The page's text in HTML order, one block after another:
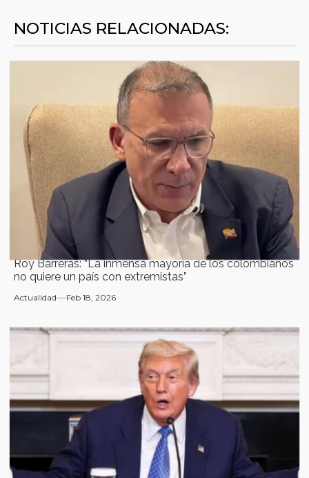
NOTICIAS RELACIONADAS:
Roy Barreras: “La inmensa mayoría de los colombianos
no quiere un país con extremistas”
Actualidad Feb 18, 2026